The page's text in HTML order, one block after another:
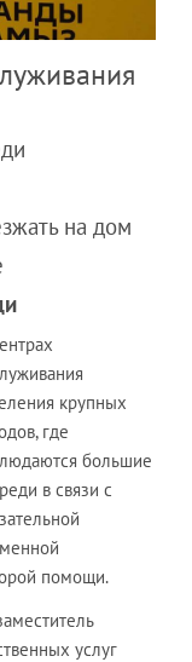
на дом
крупных
где
большие
в связи с
помощи.
услуг